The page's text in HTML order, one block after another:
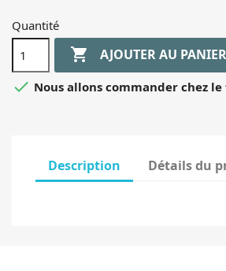
Quantité
 AJOUTER AU PANIER
 Nous allons commander chez
Description Détails du